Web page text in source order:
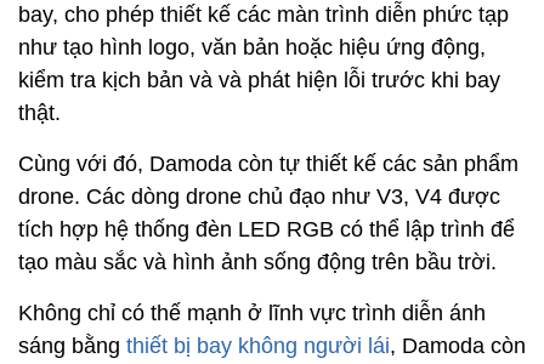
bay, cho phép thiết kế các màn trình diễn phức tạp
như tạo hình logo, văn bản hoặc hiệu ứng động,
kiểm tra kịch bản và và phát hiện lỗi trước khi bay
thật.
Cùng với đó, Damoda còn tự thiết kế các sản phẩm
drone. Các dòng drone chủ đạo như V3, V4 được
tích hợp hệ thống đèn LED RGB có thể lập trình để
tạo màu sắc và hình ảnh sống động trên bầu trời.
Không chỉ có thế mạnh ở lĩnh vực trình diễn ánh
sáng bằng thiết bị bay không người lái, Damoda còn